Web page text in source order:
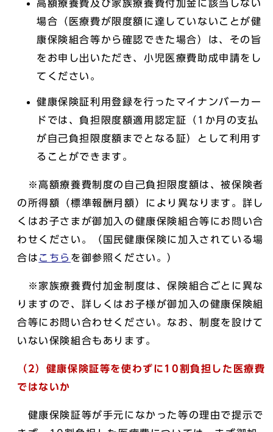
高額療養費及び家族療養費付加金に該当しない
場合（医療費が限度額に達していないことが健
康保険組合等から確認できた場合）は、その旨
をお申し出いただき、小児医療費助成申請をし
てください。
健康保険証利用登録を行ったマイナンバーカー
ドでは、負担限度額適用認定証（1か月の支払
が自己負担限度額までとなる証）として利用す
ることができます。
※高額療養費制度の自己負担限度額は、被保険者
の所得額（標準報酬月額）により異なります。詳し
くはお子さまが御加入の健康保険組合等にお問い合
わせください。（国民健康保険に加入されている場
合は こちら を御参照ください。）
※家族療養費付加金制度は、保険組合ごとに異な
りますので、詳しくはお子様が御加入の健康保険組
合等にお問い合わせください。なお、制度を設けて
いない保険組合もあります。
（2）健康保険証等を使わずに10割負担した医療費
ではないか
健康保険証等が手元になかった等の理由で提示で